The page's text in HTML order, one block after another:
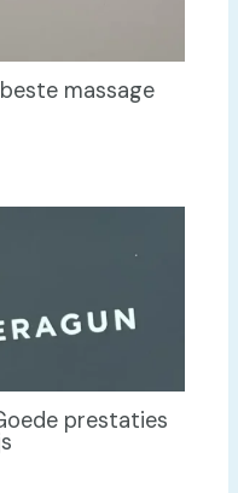
massage
prestaties